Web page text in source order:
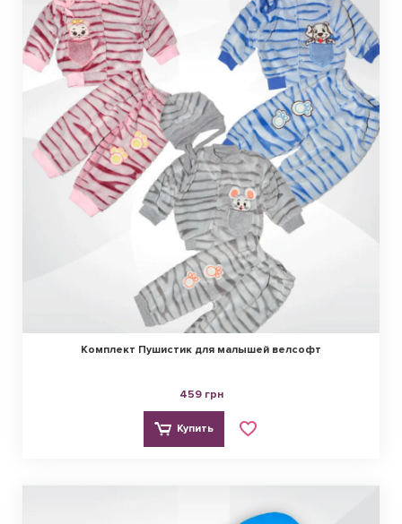
Комплект Пушистик для малышей велсофт
459 грн
Купить